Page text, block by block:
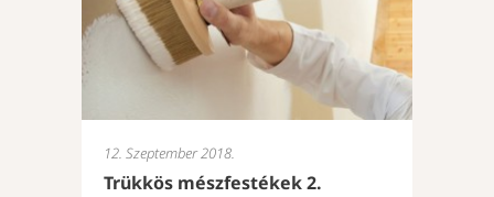
12. Szeptember 2018.
Trükkös mészfestékek 2.